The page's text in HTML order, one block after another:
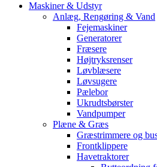
Maskiner & Udstyr
Anlæg, Rengøring & Vand
Fejemaskiner
Generatorer
Fræsere
Højtryksrenser
Løvblæsere
Løvsugere
Pælebor
Ukrudtsbørster
Vandpumper
Plæne & Græs
Græstrimmere og
Frontklippere
Havetraktorer